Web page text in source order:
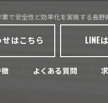
で安全性と効率化を実現する長
はこちら LINE
よくある質問